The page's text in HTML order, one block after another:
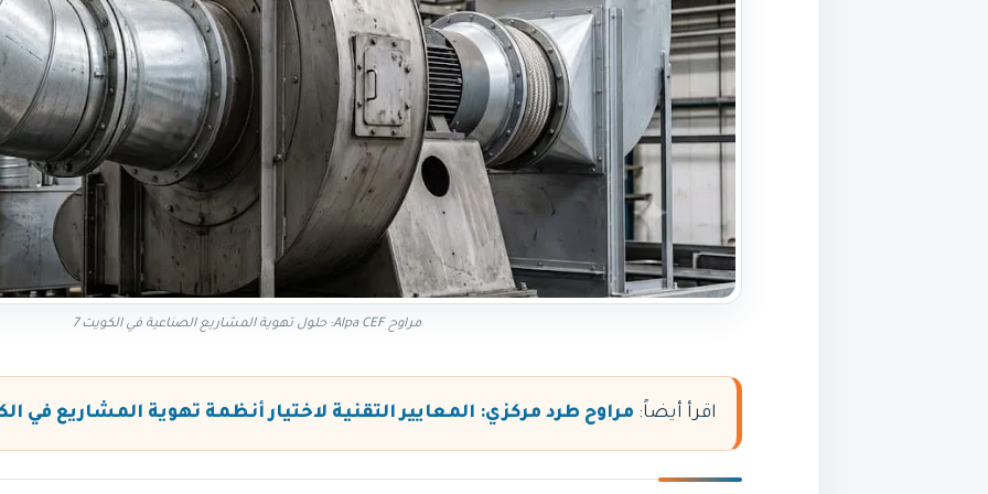
مراوح Alpa CEF: حلول تهوية المشاريع الصناعية في الكويت 7
اقرأ أيضاً: مراوح طرد مركزي: المعايير التقنية لاختيار أنظمة تهوية المشاريع في